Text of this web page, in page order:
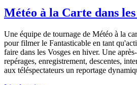
Météo à la Carte dans les
Une équipe de tournage de Météo à la
pour filmer le Fantasticable en tant
faire dans les Vosges en hiver. Une
repérages, enregistrement, descentes,
aux téléspectateurs un reportage